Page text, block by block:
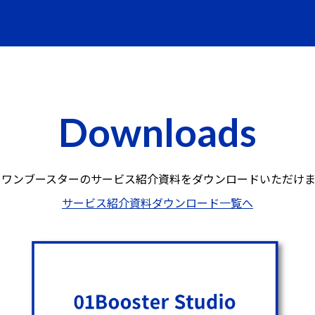
Downloads
ンブースターのサービス紹介資料をダウンロードいただけ
サービス紹介資料ダウンロード一覧へ